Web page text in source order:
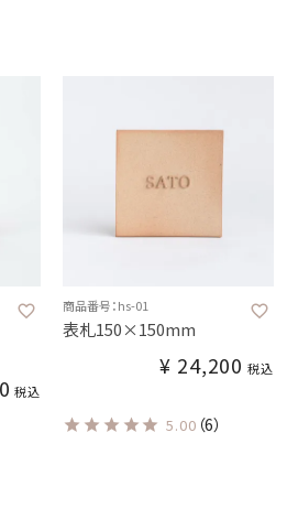
税込
商品番号：hs-01
表札150×150mm
¥ 24,200 税込
5.00 （6）